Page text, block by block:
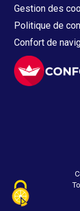
Gestion des
Politique de
Confort de